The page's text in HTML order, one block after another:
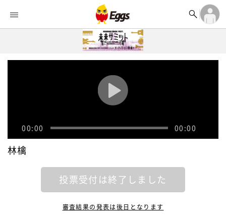


ランキング 
記事 

ログイン
アカウント登録
00:00 00:00
林檎
投票受付は終了しました
審査結果の発表は後日となります